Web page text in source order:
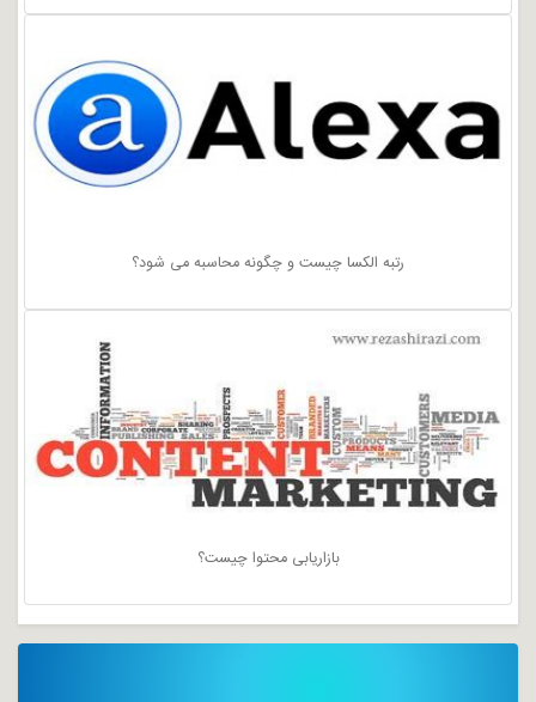
رتبه الکسا چیست و چگونه محاسبه می شود؟
بازاریابی محتوا چیست؟